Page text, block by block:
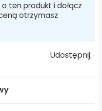
ten produkt i dołącz
otrzymasz
Udostępnij: